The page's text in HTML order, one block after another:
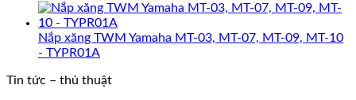
Nắp xăng TWM Yamaha MT-03, MT-07, MT-09, MT-10
- TYPR01A
Tin tức – thủ thuật